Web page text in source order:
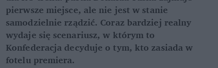
pierwsze miejsce, ale nie jest w stanie
samodzielnie rządzić. Coraz bardziej realny
wydaje się scenariusz, w którym to
Konfederacja decyduje o tym, kto zasiada w
fotelu premiera.